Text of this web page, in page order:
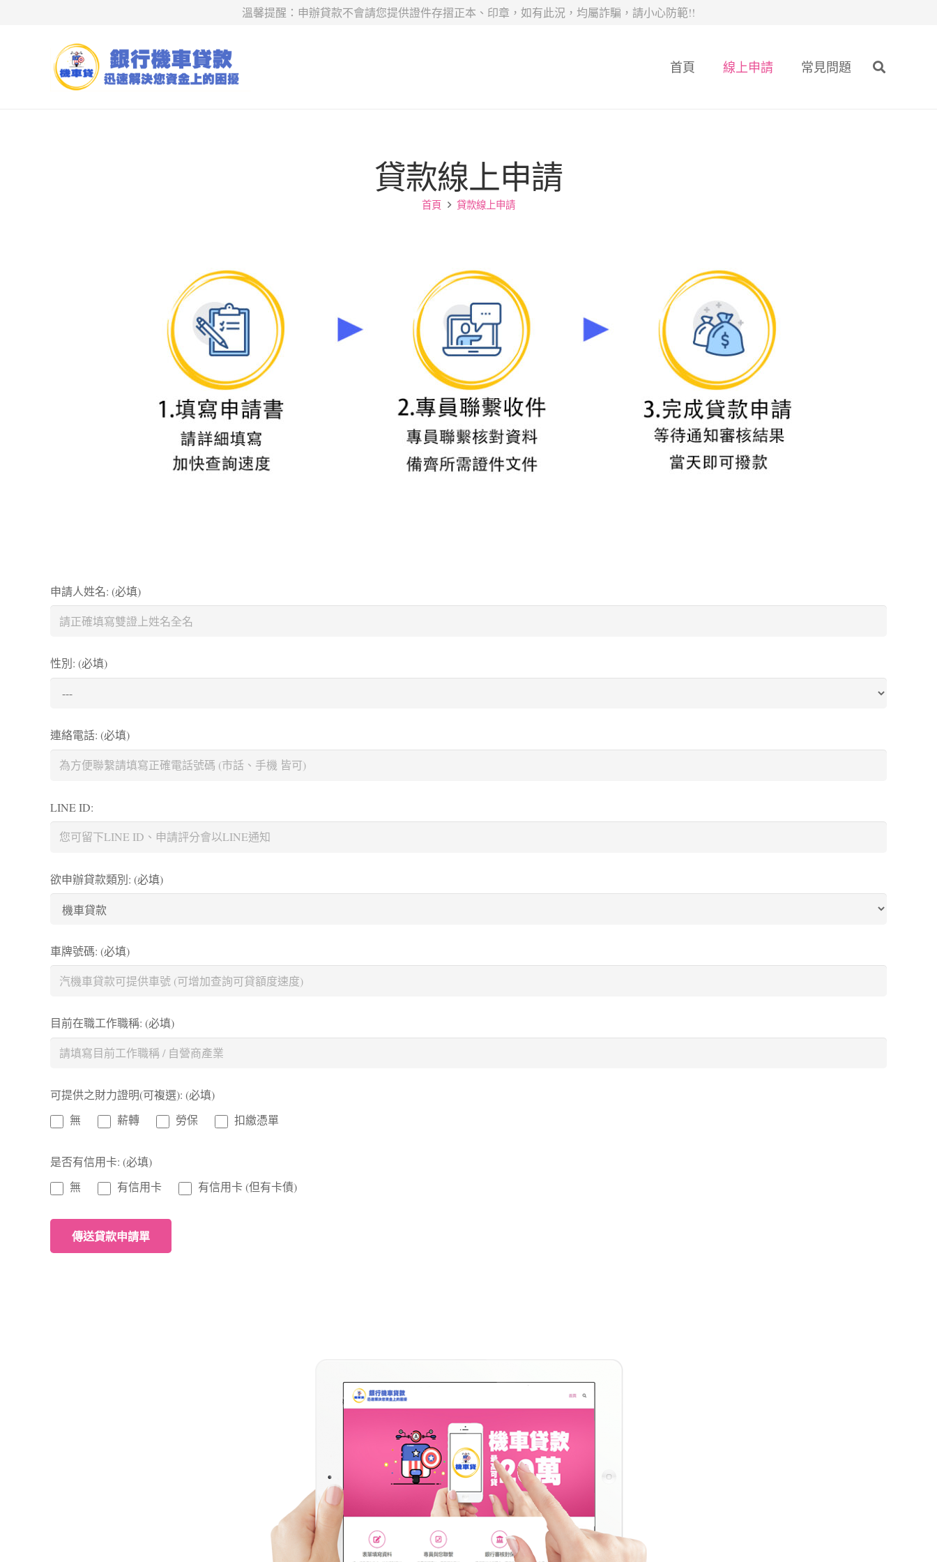
溫馨提醒：申辦貸款不會請您提供證件存摺正本、印章，如有此況，均屬詐騙，請小心防範!!
首頁 線上申請 常見問題
貸款線上申請
首頁 貸款線上申請
申請人姓名: (必填)
性別: (必填)
連絡電話: (必填)
LINE ID:
欲申辦貸款類別: (必填)
車牌號碼: (必填)
目前在職工作職稱: (必填)
可提供之財力證明(可複選): (必填)
無
薪轉 勞保 扣繳憑單
是否有信用卡: (必填)
無
有信用卡 有信用卡 (但有卡債)